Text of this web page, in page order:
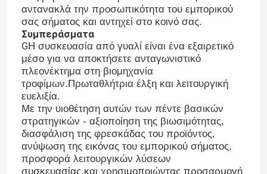
αντανακλά την προσωπικότητα του εμπορικού
σας σήματος και αντηχεί στο κοινό σας.
Συμπεράσματα
GΗ συσκευασία από γυαλί είναι ένα εξαιρετικό
μέσο για να αποκτήσετε ανταγωνιστικό
πλεονέκτημα στη βιομηχανία
τροφίμων.Πρωταθλήτρια έλξη και λειτουργική
ευελιξία.
Με την υιοθέτηση αυτών των πέντε βασικών
στρατηγικών - αξιοποίηση της βιωσιμότητας,
διασφάλιση της φρεσκάδας του προϊόντος,
ανύψωση της εικόνας του εμπορικού σήματος,
προσφορά λειτουργικών λύσεων
συσκευασίας,και χρησιμοποιώντας προσαρμογή